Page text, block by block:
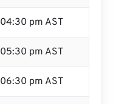
04:30 pm AST
05:30 pm AST
06:30 pm AST